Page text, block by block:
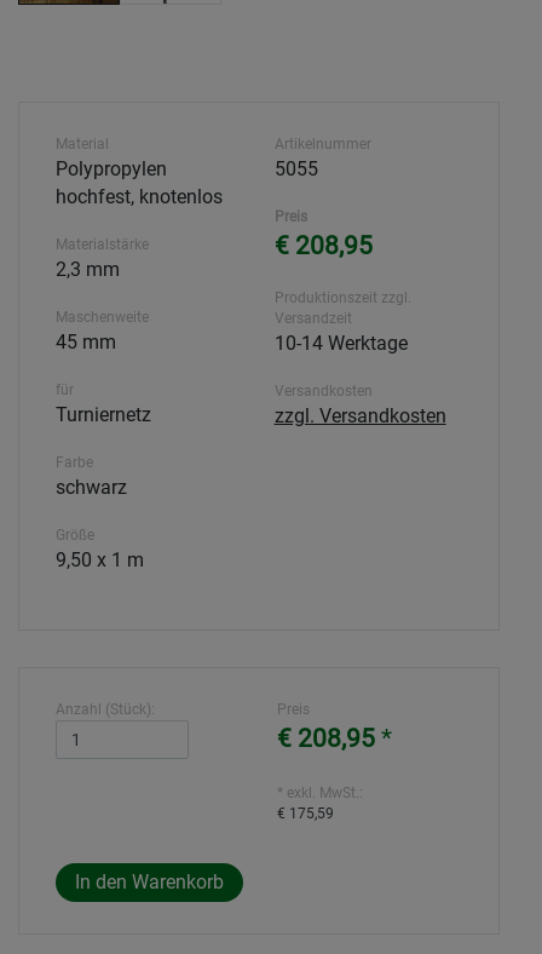
Material
Polypropylen
hochfest, knotenlos
Materialstärke
2,3 mm
Maschenweite
45 mm
für
Turniernetz
Farbe
schwarz
Größe
9,50 x 1 m
Artikelnummer
5055
Preis
€ 208,95
Produktionszeit zzgl.
Versandzeit
10-14 Werktage
Versandkosten
zzgl. Versandkosten
Anzahl (Stück): Preis
€ 208,95 *
* exkl. MwSt.:
€ 175,59